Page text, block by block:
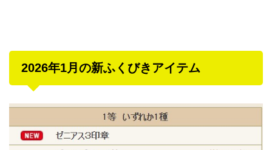
2026年1月の新ふくびきアイテム